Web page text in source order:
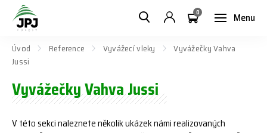
Menu
0
Úvod Reference Vyvážecí vleky
Vyvážečky Vahva
Jussi
Vyvážečky Vahva Jussi
V této sekci naleznete několik ukázek námi realizovaných